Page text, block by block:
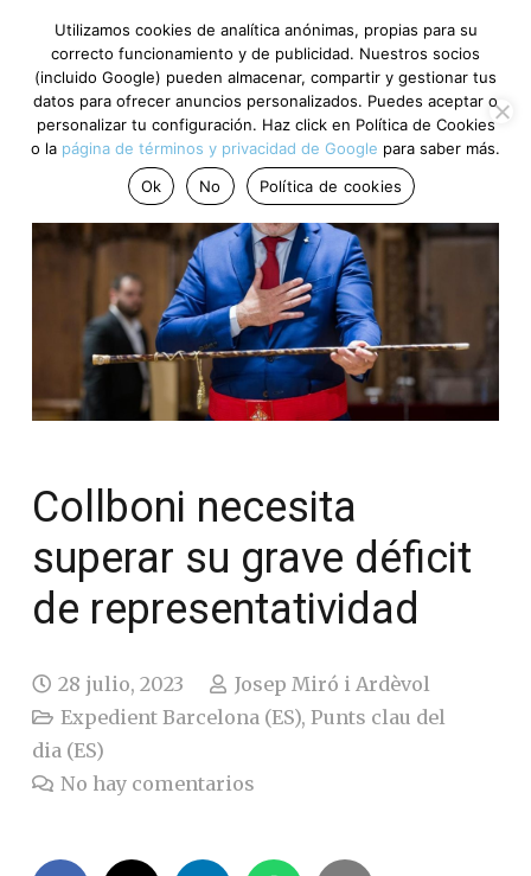
Collboni necesita
superar su grave déficit
de representatividad
28 julio, 2023
Josep Miró i Ardèvol
Expedient Barcelona (ES),Punts clau del
dia (ES)
No hay comentarios
Utilizamos cookies de analítica anónimas, propias para su
correcto funcionamiento y de publicidad. Nuestros socios
(incluido Google) pueden almacenar, compartir y gestionar tus
datos para ofrecer anuncios personalizados. Puedes aceptar o
personalizar tu configuración. Haz click en Política de Cookies
o la página de términos y privacidad de Google para saber más.
Ok
No Política de cookies